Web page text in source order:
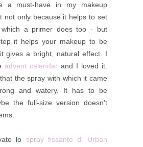
a must-have in my makeup
not only because it helps to set
a primer does too - but
it helps your makeup to be
gives a bright, natural effect. I
advent calendarand I loved it.
the spray with which it came
and watery. It has to be
the full-size version doesn't
lo spray fissante di Urban